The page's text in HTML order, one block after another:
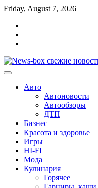
Перейти
содержимому
Friday, August 7, 2026
Авто
Автоновости
Автообзоры
ДТП
Бизнес
Красота и здоровье
Игры
HI-FI
Мода
Кулинария
Горячее